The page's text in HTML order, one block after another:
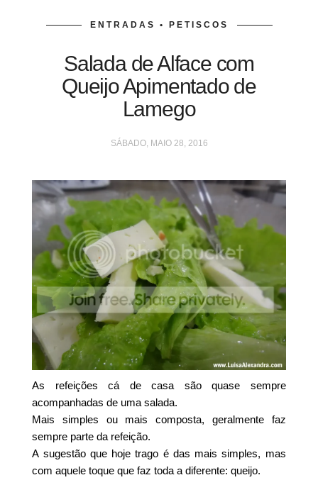
ENTRADAS • PETISCOS
Salada de Alface com
Queijo Apimentado de
Lamego
SÁBADO, MAIO 28, 2016
As refeições cá de casa são quase sempre
acompanhadas de uma salada.
Mais simples ou mais composta, geralmente faz
sempre parte da refeição.
A sugestão que hoje trago é das mais simples, mas
com aquele toque que faz toda a diferente: queijo.